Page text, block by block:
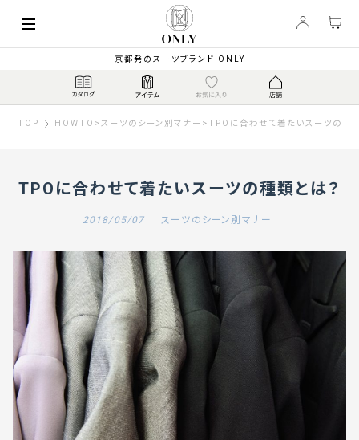
京都発のスーツブランド ONLY
TOP HOWTO >スーツのシーン別マナー > TPOに合わせて着たいスーツの種
TPOに合わせて着たいスーツの種類とは？
2018/05/07 スーツのシーン別マナー